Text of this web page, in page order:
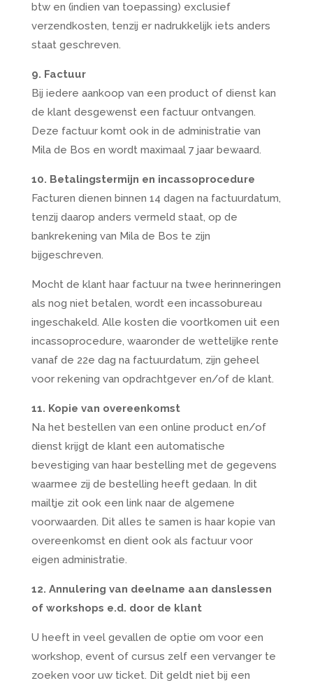
btw en (indien van toepassing) exclusief
verzendkosten, tenzij er nadrukkelijk iets anders
staat geschreven.
9. Factuur
Bij iedere aankoop van een product of dienst kan
de klant desgewenst een factuur ontvangen.
Deze factuur komt ook in de administratie van
Mila de Bos en wordt maximaal 7 jaar bewaard.
10. Betalingstermijn en incassoprocedure
Facturen dienen binnen 14 dagen na factuurdatum,
tenzij daarop anders vermeld staat, op de
bankrekening van Mila de Bos te zijn
bijgeschreven.
Mocht de klant haar factuur na twee herinneringen
als nog niet betalen, wordt een incassobureau
ingeschakeld. Alle kosten die voortkomen uit een
incassoprocedure, waaronder de wettelijke rente
vanaf de 22e dag na factuurdatum, zijn geheel
voor rekening van opdrachtgever en/of de klant.
11. Kopie van overeenkomst
Na het bestellen van een online product en/of
dienst krijgt de klant een automatische
bevestiging van haar bestelling met de gegevens
waarmee zij de bestelling heeft gedaan. In dit
mailtje zit ook een link naar de algemene
voorwaarden. Dit alles te samen is haar kopie van
overeenkomst en dient ook als factuur voor
eigen administratie.
12. Annulering van deelname aan danslessen
of workshops e.d. door de klant
U heeft in veel gevallen de optie om voor een
workshop, event of cursus zelf een vervanger te
zoeken voor uw ticket. Dit geldt niet bij een